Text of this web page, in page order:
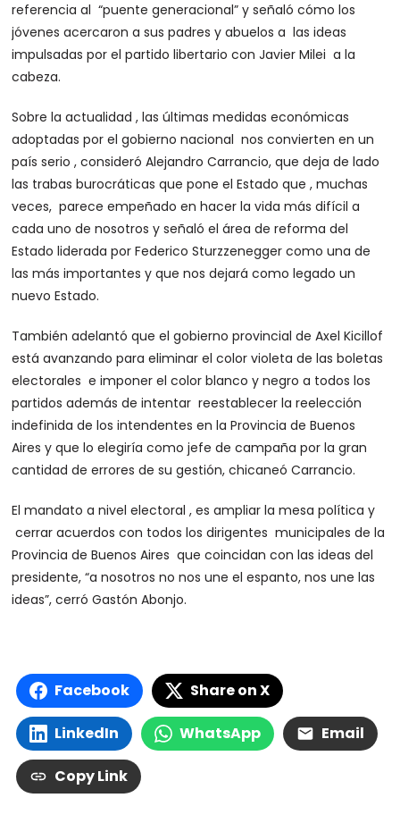
referencia al “puente generacional” y señaló cómo los
jóvenes acercaron a sus padres y abuelos a las ideas
impulsadas por el partido libertario con Javier Milei a la
cabeza.
Sobre la actualidad , las últimas medidas económicas
adoptadas por el gobierno nacional nos convierten en un
país serio , consideró Alejandro Carrancio, que deja de lado
las trabas burocráticas que pone el Estado que , muchas
veces, parece empeñado en hacer la vida más difícil a
cada uno de nosotros y señaló el área de reforma del
Estado liderada por Federico Sturzzenegger como una de
las más importantes y que nos dejará como legado un
nuevo Estado.
También adelantó que el gobierno provincial de Axel Kicillof
está avanzando para eliminar el color violeta de las boletas
electorales e imponer el color blanco y negro a todos los
partidos además de intentar reestablecer la reelección
indefinida de los intendentes en la Provincia de Buenos
Aires y que lo elegiría como jefe de campaña por la gran
cantidad de errores de su gestión, chicaneó Carrancio.
El mandato a nivel electoral , es ampliar la mesa política y
cerrar acuerdos con todos los dirigentes municipales de la
Provincia de Buenos Aires que coincidan con las ideas del
presidente, “a nosotros no nos une el espanto, nos une las
ideas”, cerró Gastón Abonjo.
Facebook Share on X
LinkedIn WhatsApp Email
Copy Link